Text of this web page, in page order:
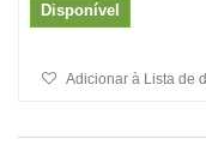
Disponível
Adicionar à Lista de